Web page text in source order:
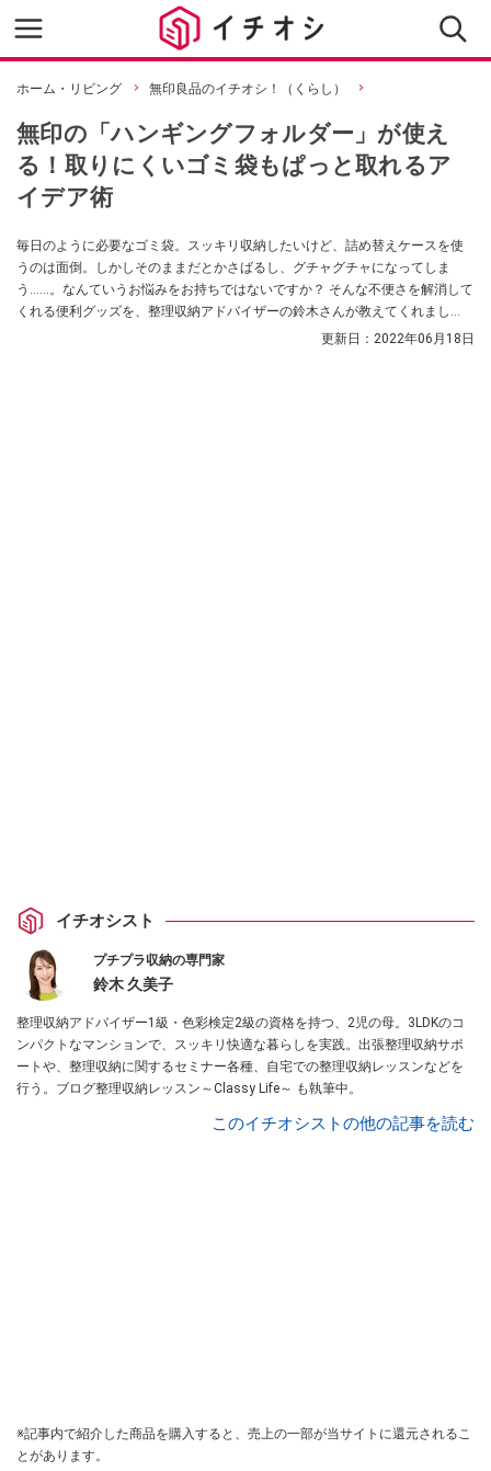
ホーム・リビング 無印良品のイチオシ！（くらし）
無印の「ハンギングフォルダー」が使え
る！取りにくいゴミ袋もぱっと取れるア
イデア術
毎日のように必要なゴミ袋。スッキリ収納したいけど、詰め替えケースを使
うのは面倒。しかしそのままだとかさばるし、グチャグチャになってしま
う……。なんていうお悩みをお持ちではないですか？ そんな不便さを解消して
くれる便利グッズを、整理収納アドバイザーの鈴木さんが教えてくれまし
た！ 書類整理用のアイテム、無印良品の「ハンギングホルダー」を使うそう
更新日： 2022年06月18日
イチオシスト
プチプラ収納の専門家
鈴木 久美子
整理収納アドバイザー1級・色彩検定2級の資格を持つ、2児の母。3LDKのコ
ンパクトなマンションで、スッキリ快適な暮らしを実践。出張整理収納サポ
ートや、整理収納に関するセミナー各種、自宅での整理収納レッスンなどを
行う。ブログ整理収納レッスン～Classy Life～ も執筆中。
このイチオシストの他の記事を読む
※記事内で紹介した商品を購入すると、売上の一部が当サイトに還元されるこ
とがあります。